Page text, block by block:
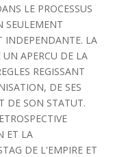
LE PROCESSUS
SEULEMENT
INDEPENDANTE. LA
UN APERCU DE LA
REGISSANT
DE SES
DE SON STATUT.
ET LA
DE L'EMPIRE ET